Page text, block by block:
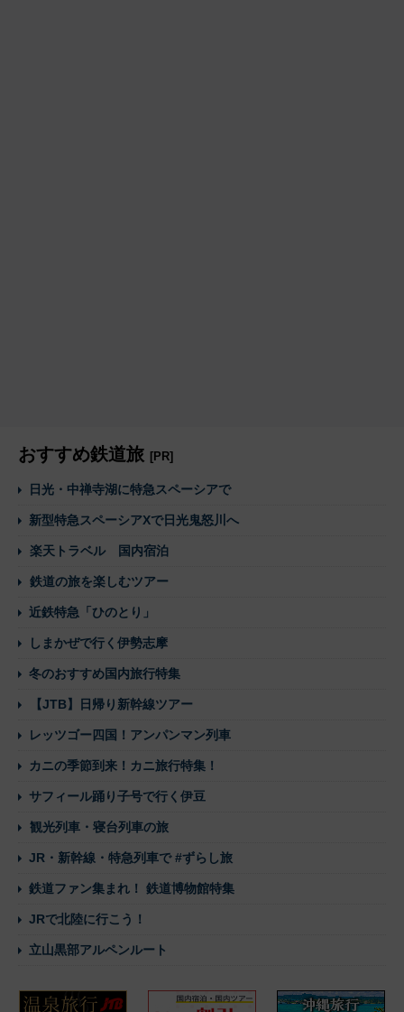
おすすめ鉄道旅 [PR]
日光・中禅寺湖に特急スペーシアで
新型特急スペーシアXで日光鬼怒川へ
楽天トラベル 国内宿泊
鉄道の旅を楽しむツアー
近鉄特急「ひのとり」
しまかぜで行く伊勢志摩
冬のおすすめ国内旅行特集
【JTB】日帰り新幹線ツアー
レッツゴー四国！アンパンマン列車
カニの季節到来！カニ旅行特集！
サフィール踊り子号で行く伊豆
観光列車・寝台列車の旅
JR・新幹線・特急列車で #ずらし旅
鉄道ファン集まれ！ 鉄道博物館特集
JRで北陸に行こう！
立山黒部アルペンルート